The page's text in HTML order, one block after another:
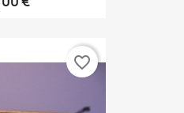
favorite_border